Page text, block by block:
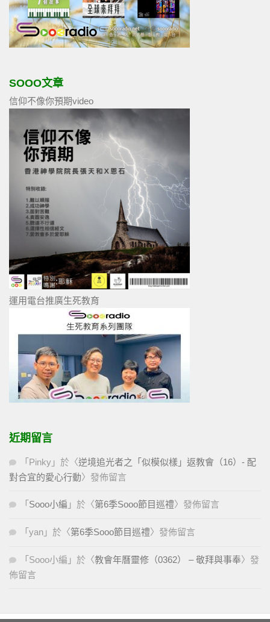
SOOO文章
信仰不像你預期video
運用電台推廣生死教育
近期留言
「 Pinky 」於〈逆境追光者之「似模似樣」返教會（16）- 配
對合宜的愛心行動〉發佈留言
「 Sooo小編 」於〈第6季Sooo節目巡禮〉發佈留言
「 yan 」於〈第6季Sooo節目巡禮〉發佈留言
「 Sooo小編 」於〈教會年曆靈修（0362） – 敬拜與事奉〉發
佈留言